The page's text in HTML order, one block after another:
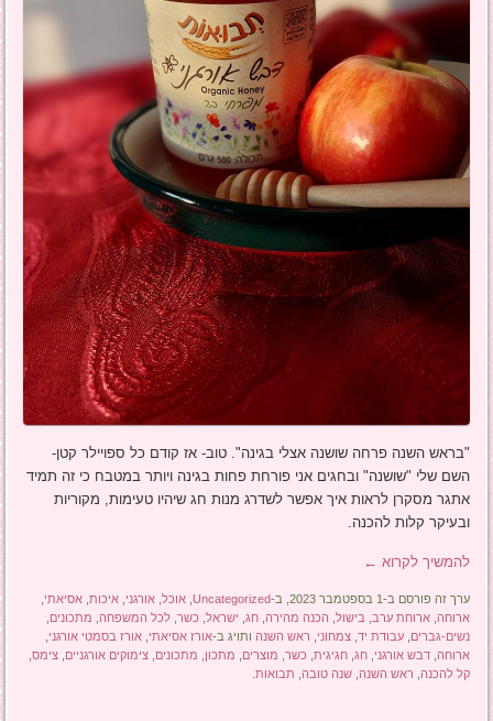
"בראש השנה פרחה שושנה אצלי בגינה". טוב- אז קודם כל ספויילר קטן-
השם שלי "שושנה" ובחגים אני פורחת פחות בגינה ויותר במטבח כי זה תמיד
אתגר מסקרן לראות איך אפשר לשדרג מנות חג שיהיו טעימות, מקוריות
ובעיקר קלות להכנה.
להמשיך לקרוא ←
ערך זה פורסם ב-1 בספטמבר 2023, ב- Uncategorized
,אוכל ,אורגני ,איכות ,אסיאתי
ארוחה ,ארוחת ערב בישול הכנה מהירה ,חג ישראל כשר ,לכל המשפחה מתכונים
נשים-גברים ,עבודת יד ,צמחוני ראש השנה ותויג ב-אורז אסיאתי ,אורז בסמטי אורגני
ארוחה ,דבש אורגני ,חג ,חגיגית כשר מוצרים מתכון מתכונים ,צימוקים אורגניים ,צימס
קל להכנה ראש השנה ,שנה טובה תבואות